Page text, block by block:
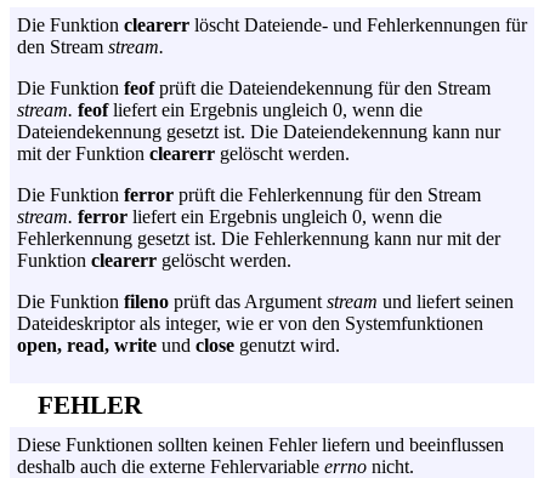
Die Funktion clearerr löscht Dateiende- und Fehlerkennungen für
den Stream stream.
Die Funktion feofprüft die Dateiendekennung für den Stream
stream. feofliefert ein Ergebnis ungleich 0, wenn die
Dateiendekennung gesetzt ist. Die Dateiendekennung kann nur
mit der Funktion clearerr gelöscht werden.
Die Funktion ferror prüft die Fehlerkennung für den Stream
stream. ferror liefert ein Ergebnis ungleich 0, wenn die
Fehlerkennung gesetzt ist. Die Fehlerkennung kann nur mit der
Funktion clearerr gelöscht werden.
Die Funktion fileno prüft das Argument stream und liefert seinen
Dateideskriptor als integer, wie er von den Systemfunktionen
open, read, write und close genutzt wird.
FEHLER
Diese Funktionen sollten keinen Fehler liefern und beeinflussen
deshalb auch die externe Fehlervariable errno nicht.